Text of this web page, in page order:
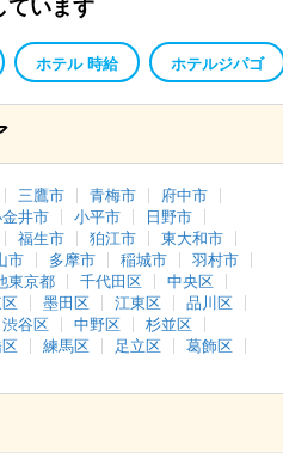
ています
ホテル 時給 ホテルジパゴ
三鷹市 青梅市
府中市
井市 小平市
日野市
福生市 狛江市
東大和市
市 多摩市 稲城市
羽村市
東京都 千代田区
中央区
区 墨田区 江東区
品川区
渋谷区 中野区
杉並区
練馬区 足立区
葛飾区